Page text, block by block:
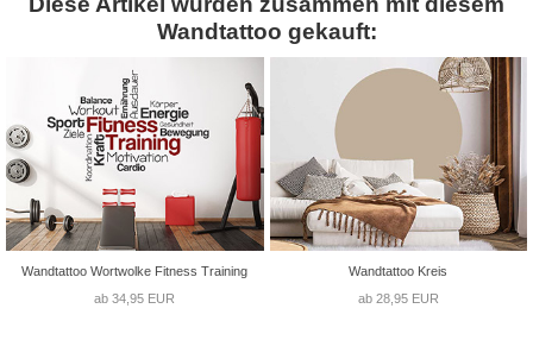
Wandtattoo gekauft:
Wandtattoo Wortwolke Fitness Training
ab 34,95 EUR
Wandtattoo Kreis
ab 28,95 EUR